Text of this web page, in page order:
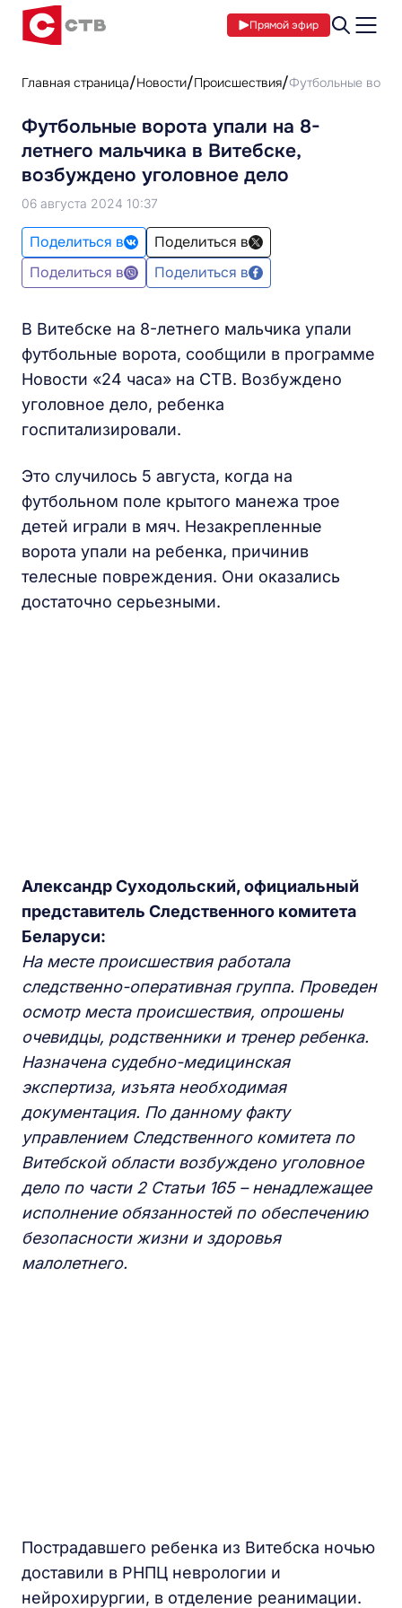
Прямой эфир
Главная страница Новости Происшествия Футбольные
Футбольные ворота упали на 8-
летнего мальчика в Витебске,
возбуждено уголовное дело
06 августа 2024 10:37
Поделиться в
Поделиться в
Поделиться в
Поделиться в
В Витебске на 8-летнего мальчика упали
футбольные ворота, сообщили в программе
Новости «24 часа» на СТВ. Возбуждено
уголовное дело, ребенка
госпитализировали.
Это случилось 5 августа, когда на
футбольном поле крытого манежа трое
детей играли в мяч. Незакрепленные
ворота упали на ребенка, причинив
телесные повреждения. Они оказались
достаточно серьезными.
АлександрСуходольский,официальный
представитель Следственного комитета
Беларуси:
На месте происшествия работала
следственно-оперативная группа. Проведен
осмотр места происшествия, опрошены
очевидцы, родственники и тренер ребенка.
Назначена судебно-медицинская
экспертиза, изъята необходимая
документация. По данному факту
управлением Следственного комитета по
Витебской области возбуждено уголовное
дело по части 2 Статьи 165 – ненадлежащее
исполнение обязанностей по обеспечению
безопасности жизни и здоровья
малолетнего.
Пострадавшего ребенка из Витебска ночью
доставили в РНПЦ неврологии и
нейрохирургии, в отделение реанимации.